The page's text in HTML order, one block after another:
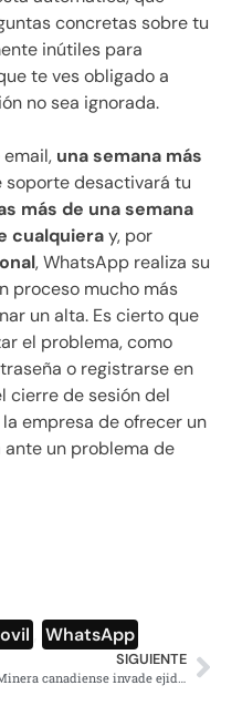
concretas sobre tu
inútiles para
te ves obligado a
no sea ignorada.
una semana más
soporte desactivará tu
más de una semana
cualquieray, por
, WhatsApp realiza su
proceso mucho más
un alta. Es cierto que
el problema, como
o registrarse en
cierre de sesión del
empresa de ofrecer un
un problema de
WhatsApp
SIGUIENTE